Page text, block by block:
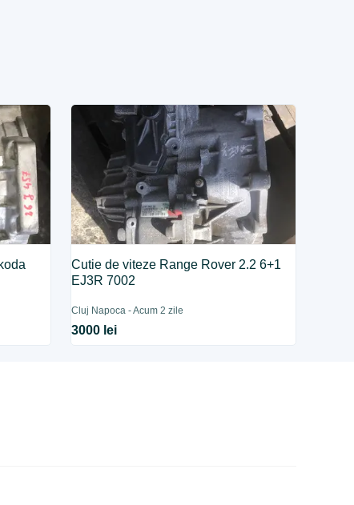
Cutie de viteze Range Rover 2.2 6+1
EJ3R 7002
Cluj Napoca - Acum 2 zile
3000 lei